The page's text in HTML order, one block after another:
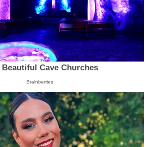
Cave Churches
Brainberries